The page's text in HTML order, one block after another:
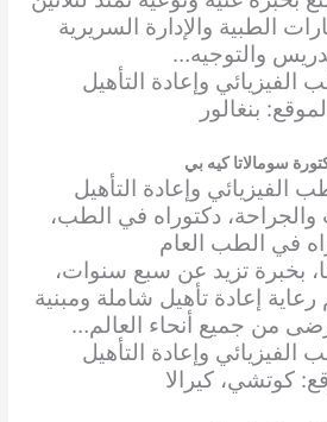
الطبية والإدارة السريرية
والتوجيه…
وإعادة التأهيل
بنغالور
سومالاتا كيه بي
الفيزيائي وإعادة التأهيل
دكتوراه في الطب،
في الطب العام
بخبرة تزيد عن سبع سنوات،
إعادة تأهيل شاملة ومبنية
من جميع أنحاء العالم…
وإعادة التأهيل
كوتشي، كيرالا